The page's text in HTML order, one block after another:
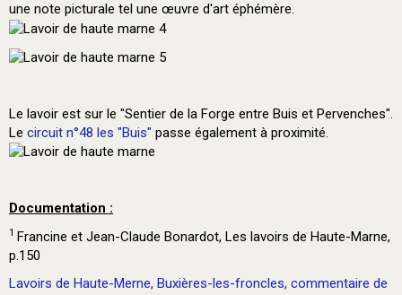
une note picturale tel une œuvre d'art éphémère.
Le lavoir est sur le "Sentier de la Forge entre Buis et Pervenches".
Le circuit n°48 les "Buis" passe également à proximité.
Documentation :
1 Francine et Jean-Claude Bonardot, Les lavoirs de Haute-Marne,
p.150
Lavoirs de Haute-Merne, Buxières-les-froncles, commentaire de